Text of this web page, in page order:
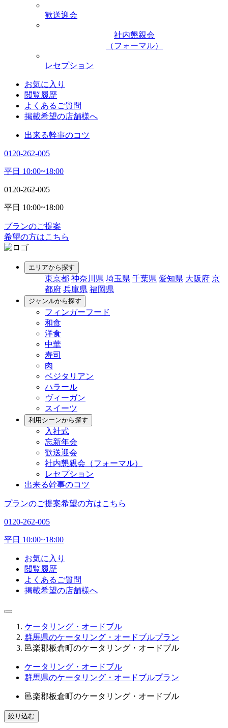
歓送迎会
社内懇親会
（フォーマル）
レセプション
お気に入り
閲覧履歴
よくあるご質問
掲載希望の店舗様へ
出来る幹事のコツ
0120-262-005
平日 10:00~18:00
0120-262-005
平日 10:00~18:00
プランのご提案
希望の方はこちら
エリアから探す
東京都 神奈川県 埼玉県 千葉県 愛知県 大阪府 京
都府 兵庫県 福岡県
ジャンルから探す
フィンガーフード
和食
洋食
中華
寿司
肉
ベジタリアン
ハラール
ヴィーガン
スイーツ
利用シーンから探す
入社式
忘新年会
歓送迎会
社内懇親会（フォーマル）
レセプション
出来る幹事のコツ
プランのご提案希望の方はこちら
0120-262-005
平日 10:00~18:00
お気に入り
閲覧履歴
よくあるご質問
掲載希望の店舗様へ
ケータリング・オードブル
群馬県のケータリング・オードブルプラン
邑楽郡板倉町のケータリング・オードブル
ケータリング・オードブル
群馬県のケータリング・オードブルプラン
邑楽郡板倉町のケータリング・オードブル
絞り込む